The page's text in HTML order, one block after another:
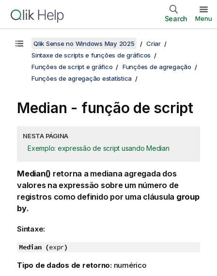
Search Menu
Qlik Sense no Windows May 2025
Criar
Sintaxe de scripts e funções de gráficos
Funções de script e gráfico
Funções de agregação
Funções de agregação estatística
Median - função de script
NESTA PÁGINA
Exemplo: expressão de script usando Median
Median() retorna a mediana agregada dos
valores na expressão sobre um número de
registros como definido por uma cláusula group
by.
Sintaxe:
Median (expr)
Tipo de dados de retorno: numérico